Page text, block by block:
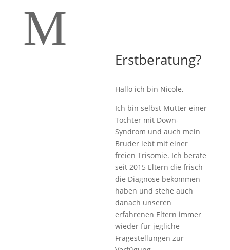
M
Erstberatung?
Hallo ich bin Nicole,
Ich bin selbst Mutter einer
Tochter mit Down-
Syndrom und auch mein
Bruder lebt mit einer
freien Trisomie. Ich berate
seit 2015 Eltern die frisch
die Diagnose bekommen
haben und stehe auch
danach unseren
erfahrenen Eltern immer
wieder für jegliche
Fragestellungen zur